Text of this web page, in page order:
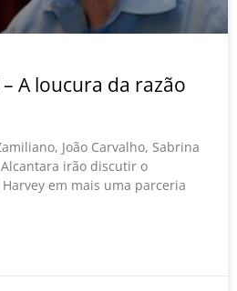
A loucura da razão
João Carvalho, Sabrina
Alcantara irão discutir o
em mais uma parceria